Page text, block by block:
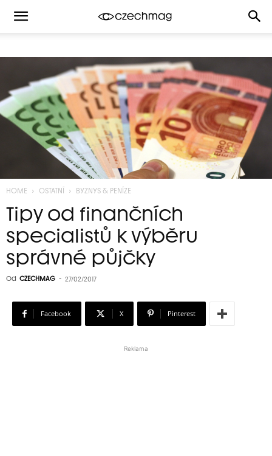
HOME OSTATNÍ BYZNYS & PENÍZE
Tipy od finančních
specialistů k výběru
správné půjčky
Od CZECHMAG - 27/02/2017
Facebook X Pinterest
Reklama